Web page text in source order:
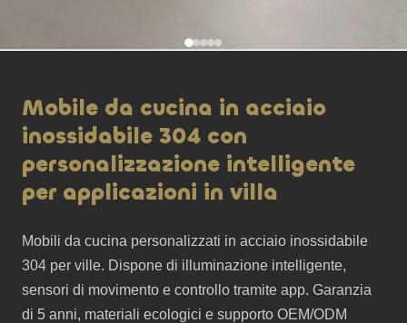
Mobile da cucina in acciaio
inossidabile 304 con
personalizzazione intelligente
per applicazioni in villa
Mobili da cucina personalizzati in acciaio inossidabile
304 per ville. Dispone di illuminazione intelligente,
sensori di movimento e controllo tramite app. Garanzia
di 5 anni, materiali ecologici e supporto OEM/ODM